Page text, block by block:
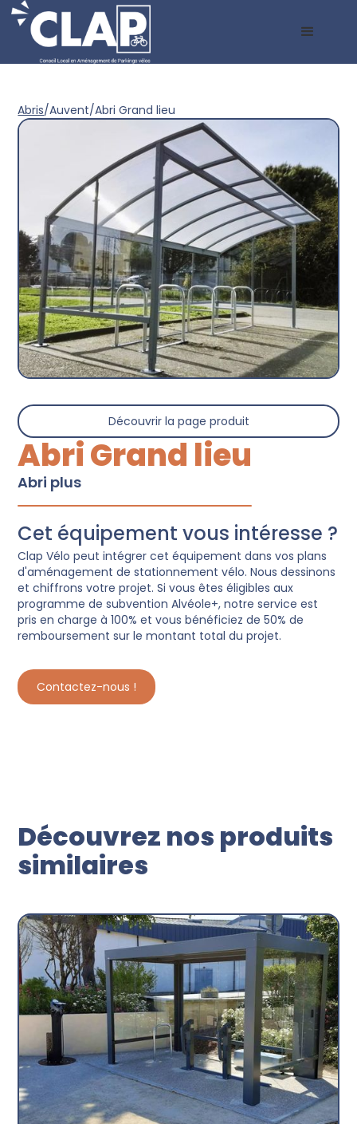
Abris/Auvent/Abri Grand lieu
Découvrir la page produit
Abri Grand lieu
Abri plus
Cet équipement vous intéresse ?
Clap Vélo peut intégrer cet équipement dans vos plans
d'aménagement de stationnement vélo. Nous dessinons
et chiffrons votre projet. Si vous êtes éligibles aux
programme de subvention Alvéole+, notre service est
pris en charge à 100% et vous bénéficiez de 50% de
remboursement sur le montant total du projet.
Contactez-nous !
Découvrez nos produits
similaires